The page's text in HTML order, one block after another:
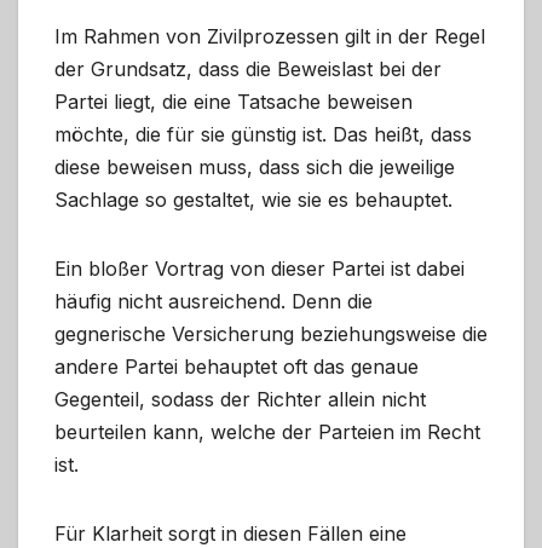
Im Rahmen von Zivilprozessen gilt in der Regel
der Grundsatz, dass die Beweislast bei der
Partei liegt, die eine Tatsache beweisen
möchte, die für sie günstig ist. Das heißt, dass
diese beweisen muss, dass sich die jeweilige
Sachlage so gestaltet, wie sie es behauptet.
Ein bloßer Vortrag von dieser Partei ist dabei
häufig nicht ausreichend. Denn die
gegnerische Versicherung beziehungsweise die
andere Partei behauptet oft das genaue
Gegenteil, sodass der Richter allein nicht
beurteilen kann, welche der Parteien im Recht
ist.
Für Klarheit sorgt in diesen Fällen eine